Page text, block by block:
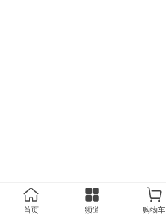
首页 频道 购物车